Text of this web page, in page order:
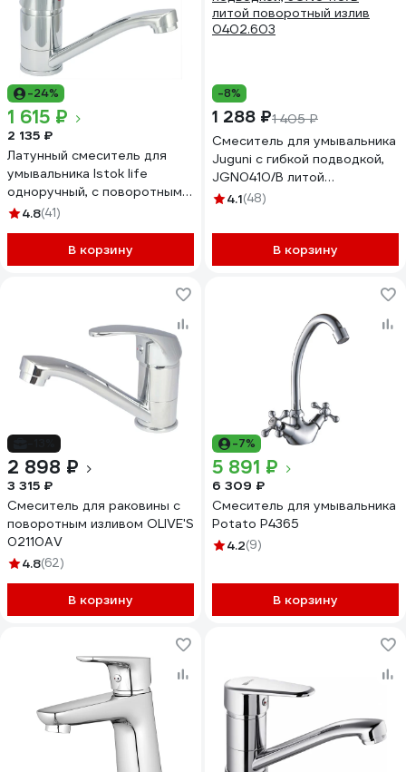
-24%
1 615 ₽
2 135 ₽
Латунный смеситель для
умывальника Istok life
одноручный, с поворотным
изливом 0402.428
4.8(41)
В корзину
-8%
1 288 ₽1 405 ₽
Смеситель для умывальника
Juguni с гибкой подводкой,
JGN0410/В литой
поворотный излив 0402.603
4.1(48)
В корзину
2 898 ₽
3 315 ₽
Смеситель для раковины с
поворотным изливом OLIVE'S
02110AV
4.8(62)
В корзину
-7%
5 891 ₽
6 309 ₽
Смеситель для умывальника
Potato P4365
4.2(9)
В корзину